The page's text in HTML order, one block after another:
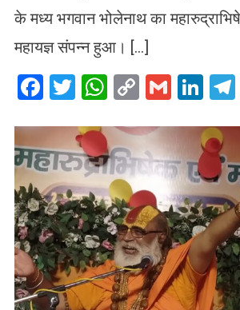
के मध्य भगवान भोलेनाथ का
महायज्ञ संपन्न हुआ। […]
Facebook
Twitter
WhatsApp
CopyGmail